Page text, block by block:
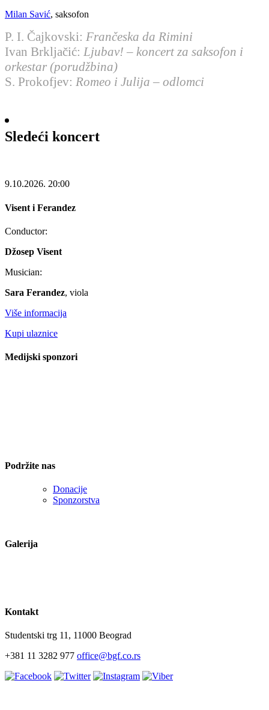
Milan Savić, saksofon
P. I. Čajkovski: Frančeska da Rimini
Ivan Brklјačić: Ljubav! – koncert za saksofon i
orkestar (porudžbina)
S. Prokofjev: Romeo i Julija – odlomci
Sledeći koncert
9.10.2026. 20:00
Visent i Ferandez
Conductor:
Džosep Visent
Musician:
Sara Ferandez, viola
Više informacija
Kupi ulaznice
Medijski sponzori
Podržite nas
Donacije
Sponzorstva
Galerija
Kontakt
Studentski trg 11, 11000 Beograd
+381 11 3282 977 office@bgf.co.rs